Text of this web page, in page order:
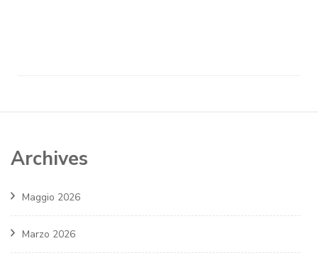
Archives
Maggio 2026
Marzo 2026